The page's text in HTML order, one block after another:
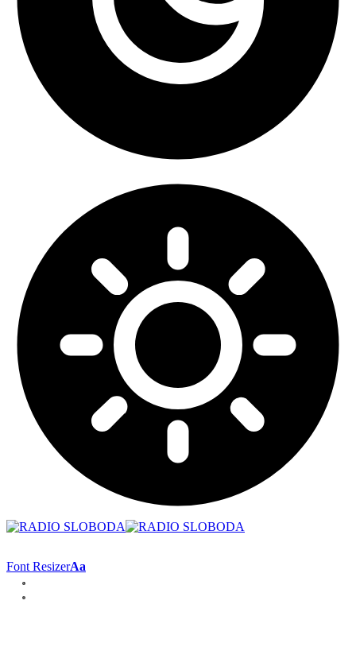
Font ResizerAa